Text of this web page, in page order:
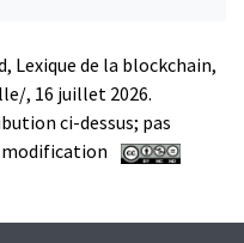
de la blockchain,
, 16 juillet 2026.
ci-dessus; pas
modification